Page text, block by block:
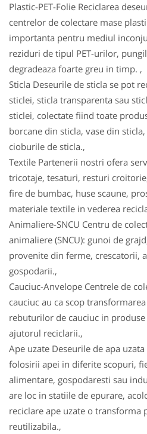
Plastic-PET-Folie Reciclarea
centrelor de colectare mase
importanta pentru mediul
reziduri de tipul PET-urilor,
degradeaza foarte greu in timp. ,
Sticla Deseurile de sticla se pot
sticlei, sticla transparenta sau
sticlei, colectate fiind toate
borcane din sticla, vase din
cioburile de sticla.,
Textile Partenerii nostri ofera
tricotaje, tesaturi, resturi
fire de bumbac, huse scaune,
materiale textile in vederea
Animaliere-SNCU Centru de
animaliere (SNCU): gunoi de
provenite din ferme, crescatorii,
gospodarii.,
Cauciuc-Anvelope Centrele de
cauciuc au ca scop
rebuturilor de cauciuc in
ajutorul reciclarii.,
Ape uzate Deseurile de apa
folosirii apei in diferite scopuri,
alimentare, gospodaresti sau
are loc in statiile de epurare,
reciclare ape uzate o transforma
reutilizabila.,